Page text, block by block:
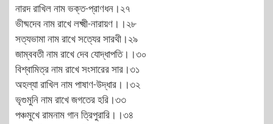
নারদ রাখিল নাম ভক্ত-প্রাণধন।২৭
ভীষ্মদেব নাম রাখে লক্ষ্মী-নারায়ণ।।২৮
সত্যভামা নাম রাখে সত্যের সারথী।২৯
জাম্ববতী নাম রাখে দেব যোদ্ধাপতি।।৩০
বিশ্বামিত্র নাম রাখে সংসারের সার।৩১
অহল্যা রাখিল নাম পাষাণ-উদ্ধার।।৩২
ভৃগুমুনি নাম রাখে জগতের হরি।৩৩
পঞ্চমুখে রামনাম গান ত্রিপুরারি।।৩৪